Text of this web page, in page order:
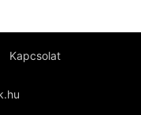
Kapcsolat